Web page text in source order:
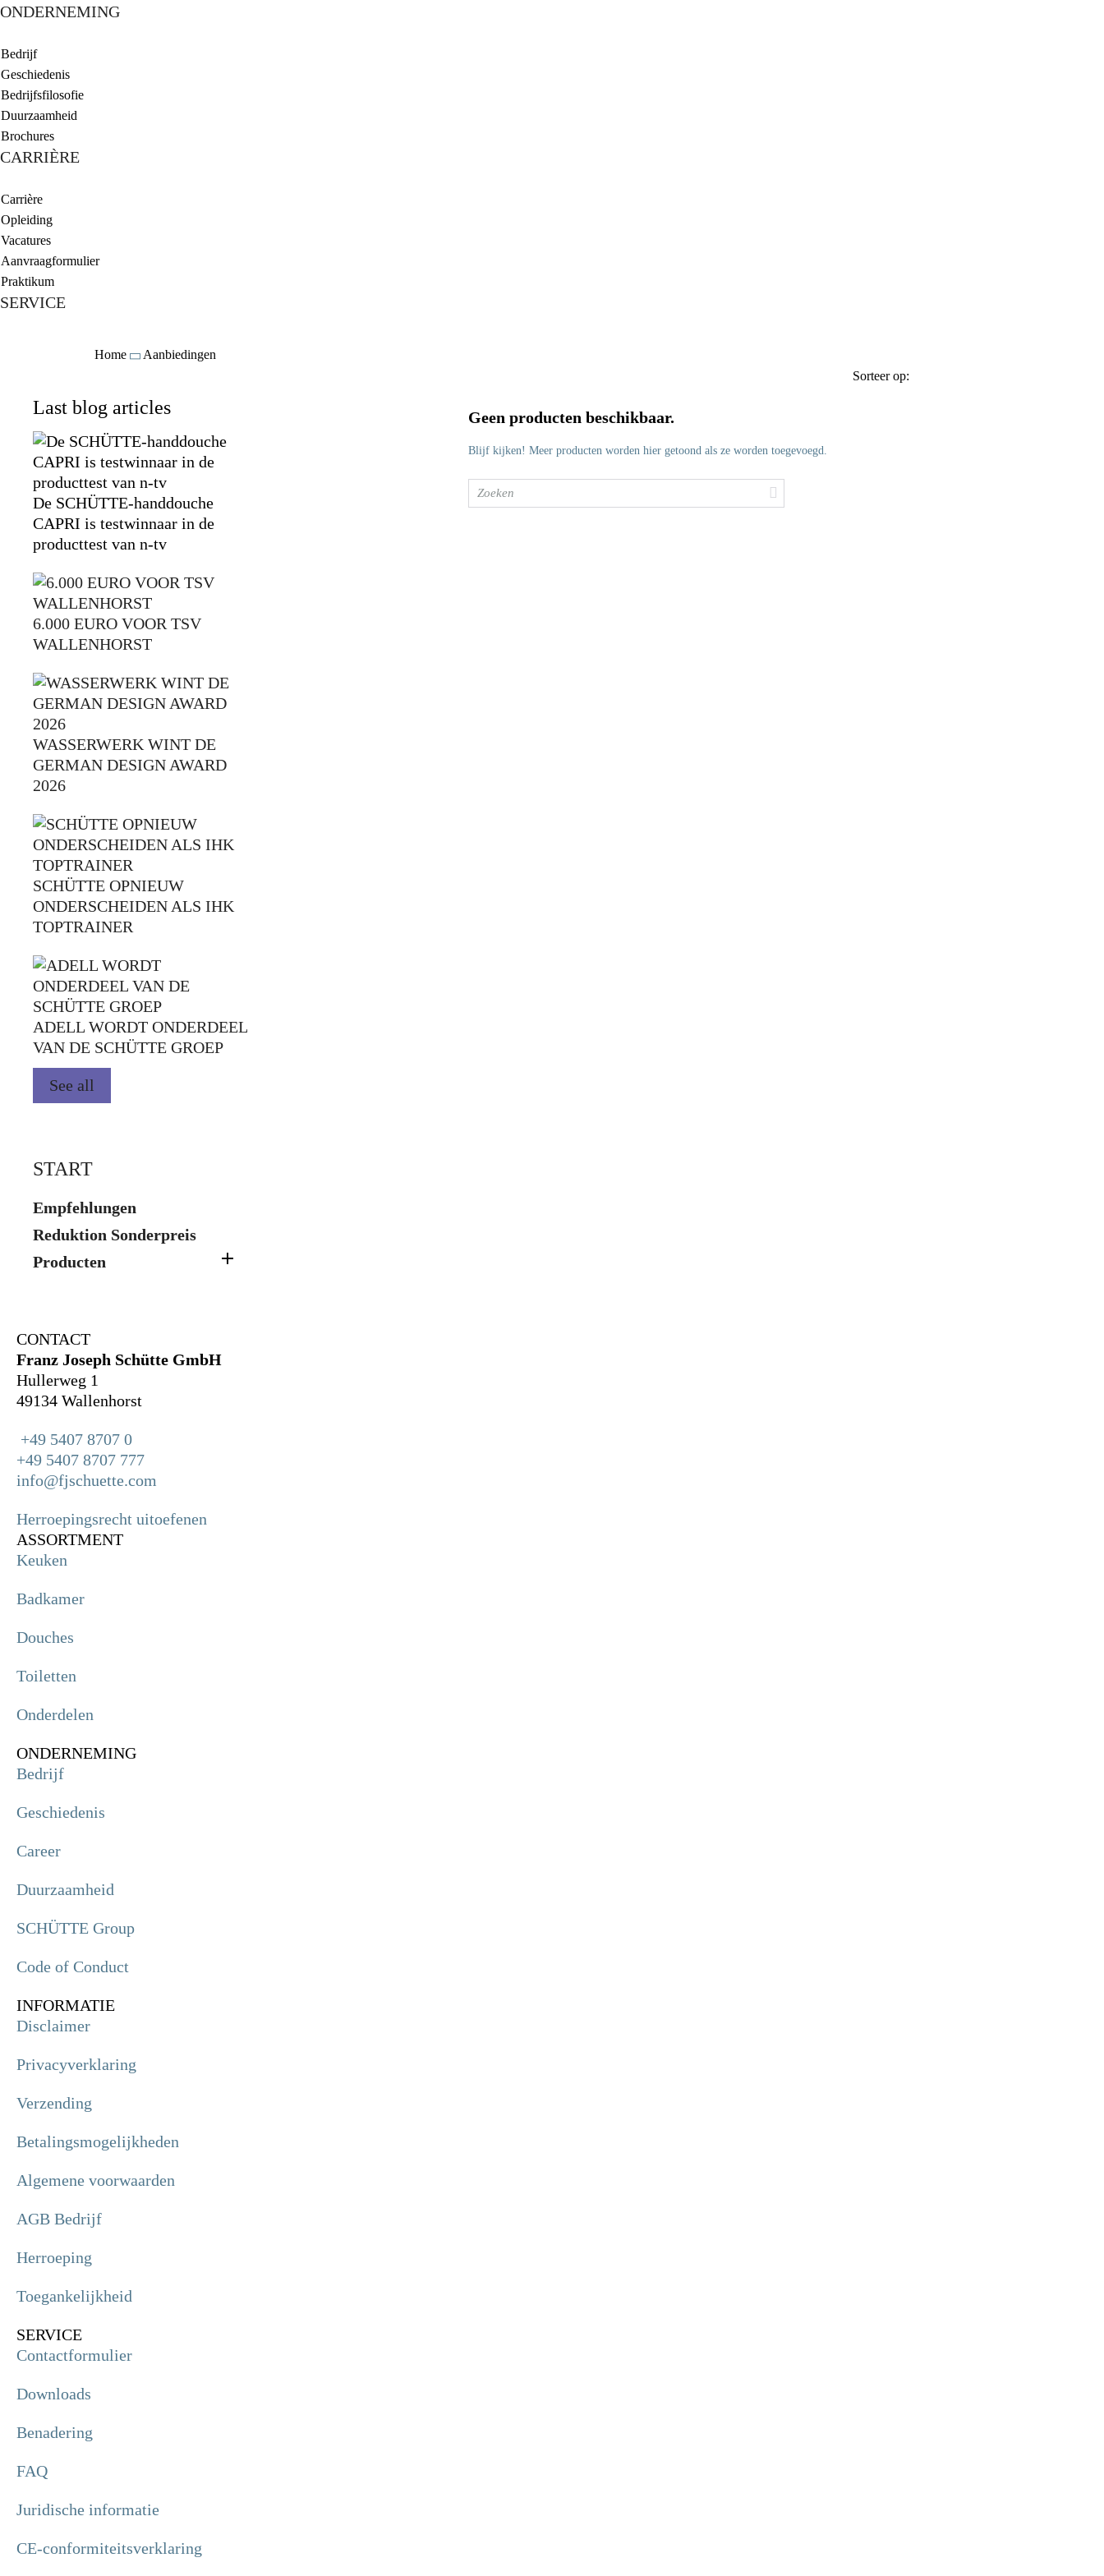
ONDERNEMING
Bedrijf
Geschiedenis
Bedrijfsfilosofie
Duurzaamheid
Brochures
CARRIÈRE
Carrière
Opleiding
Vacatures
Aanvraagformulier
Praktikum
SERVICE
Home Aanbiedingen
Last blog articles
De SCHÜTTE-handdouche
CAPRI is testwinnaar in de
producttest van n-tv
6.000 EURO VOOR TSV
WALLENHORST
WASSERWERK WINT DE
GERMAN DESIGN AWARD
2026
SCHÜTTE OPNIEUW
ONDERSCHEIDEN ALS IHK
TOPTRAINER
ADELL WORDT ONDERDEEL
VAN DE SCHÜTTE GROEP
See all
START
Empfehlungen
Reduktion Sonderpreis
Producten

Sorteer op:
Geen producten beschikbaar.
Blijf kijken! Meer producten worden hier getoond als ze worden toegevoegd.
CONTACT
Franz Joseph Schütte GmbH
Hullerweg 1
49134 Wallenhorst
+49 5407 8707 0
+49 5407 8707 777
info@fjschuette.com
Herroepingsrecht uitoefenen
ASSORTMENT
Keuken
Badkamer
Douches
Toiletten
Onderdelen
ONDERNEMING
Bedrijf
Geschiedenis
Career
Duurzaamheid
SCHÜTTE Group
Code of Conduct
INFORMATIE
Disclaimer
Privacyverklaring
Verzending
Betalingsmogelijkheden
Algemene voorwaarden
AGB Bedrijf
Herroeping
Toegankelijkheid
SERVICE
Contactformulier
Downloads
Benadering
FAQ
Juridische informatie
CE-conformiteitsverklaring